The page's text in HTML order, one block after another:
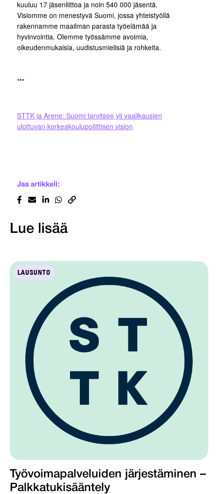
kuuluu 17 jäsenliittoa ja noin 540 000 jäsentä.
Visiomme on menestyvä Suomi, jossa yhteistyöllä
rakennamme maailman parasta työelämää ja
hyvinvointia. Olemme työssämme avoimia,
oikeudenmukaisia, uudistusmielisiä ja rohkeita.
***
STTK ja Arene: Suomi tarvitsee yli vaalikausien
ulottuvan korkeakoulupoliittisen vision
Jaa artikkeli:
Lue lisää
LAUSUNTO
Työvoimapalveluiden järjestäminen –
Palkkatukisääntely